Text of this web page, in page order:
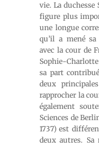
vie. La duchesse
figure plus
une longue
qu’il a mené
avec la cour de
Sophie-
sa part
deux
rapprocher la
également
Sciences de
1737) est
deux autres. Sa